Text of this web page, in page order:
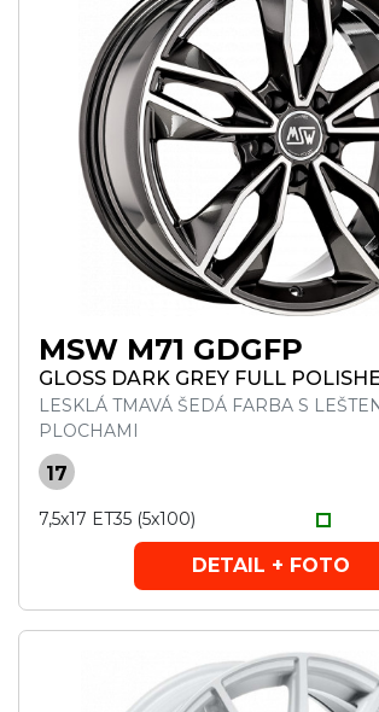
MSW M71 GDGFP
GLOSS DARK GREY FULL
LESKLÁ TMAVÁ ŠEDÁ FARBA S
PLOCHAMI
17
7,5x17 ET35 (5x100)
DETAIL + FOTO